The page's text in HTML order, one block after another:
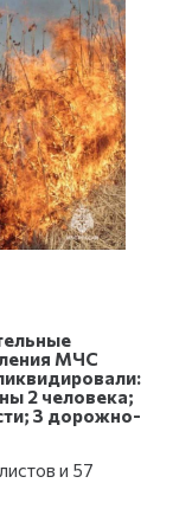
МЧС
2 человека;
3 дорожно-
и 57